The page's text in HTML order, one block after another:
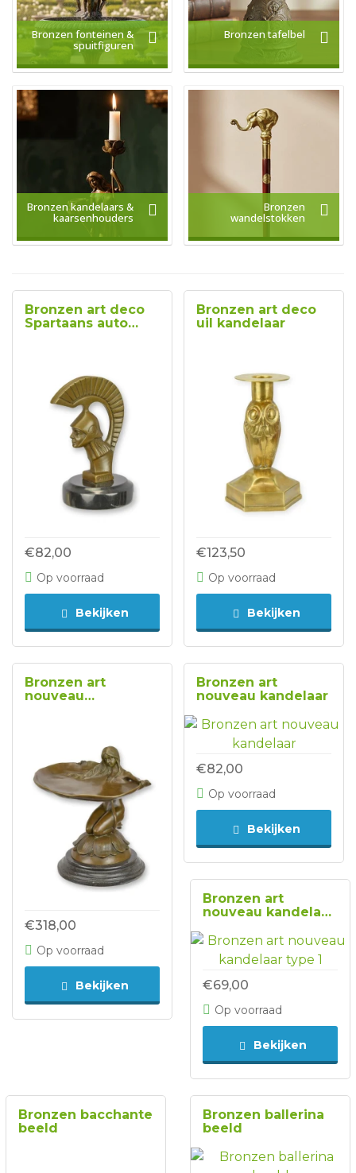
Bronzen fonteinen &
spuitfiguren
Bronzen tafelbel
Bronzen kandelaars &
kaarsenhouders
Bronzen
wandelstokken
Bronzen art deco
Spartaans auto
€82,00
Op voorraad
Bekijken
Bronzen art deco
uil kandelaar
€123,50
Op voorraad
Bekijken
Bronzen art
nouveau
€318,00
Op voorraad
Bekijken
Bronzen art
nouveau kandelaar
€82,00
Op voorraad
Bekijken
Bronzen art
nouveau kandelaar
€69,00
Op voorraad
Bekijken
Bronzen bacchante
beeld
Bronzen ballerina
beeld